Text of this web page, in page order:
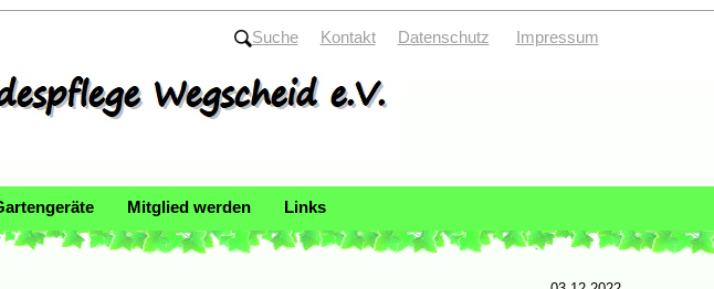
Mitglied werden Links
Suche Kontakt Datenschutz Impressum